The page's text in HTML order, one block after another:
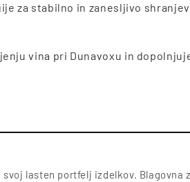
za stabilno in zanesljivo
vina pri Dunavoxu in
lasten portfelj izdelkov.